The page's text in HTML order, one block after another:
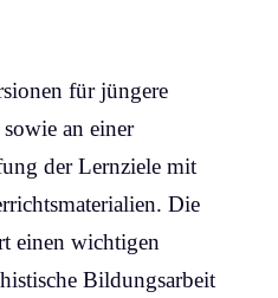
für jüngere
an einer
der Lernziele mit
Die
einen wichtigen
Bildungsarbeit